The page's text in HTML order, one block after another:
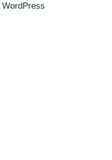
WordPress